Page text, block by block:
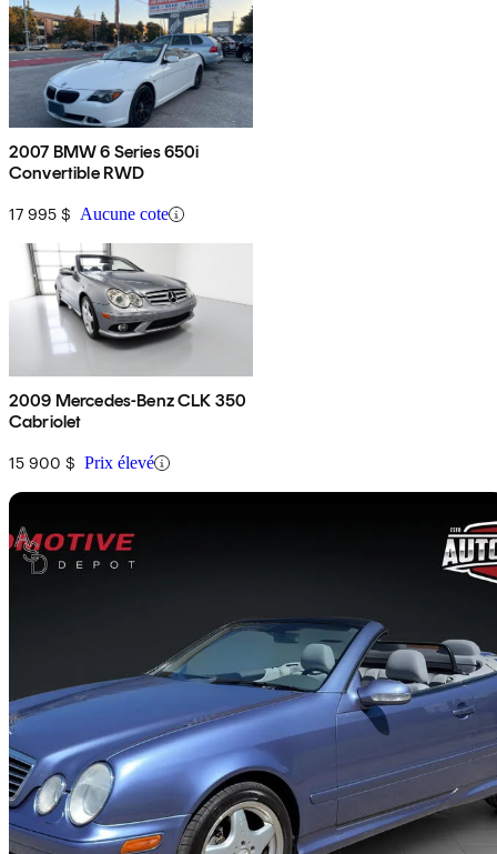
2007 BMW 6 Series 650i
Convertible RWD
17 995 $ Aucune cote
2009 Mercedes-Benz CLK 350
Cabriolet
15 900 $ Prix élevé
2000 Mercedes-Benz CLK